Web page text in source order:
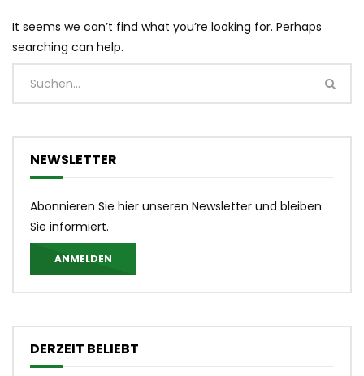
It seems we can’t find what you’re looking for. Perhaps
searching can help.
NEWSLETTER
Abonnieren Sie hier unseren Newsletter und bleiben
Sie informiert.
ANMELDEN
DERZEIT BELIEBT